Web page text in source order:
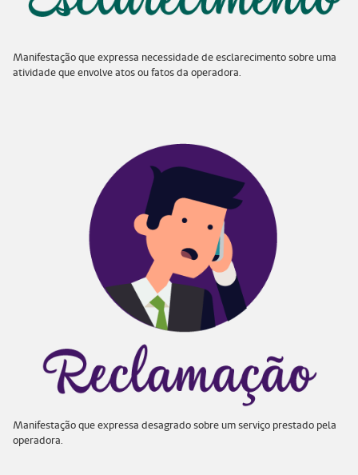
Manifestação que expressa necessidade de esclarecimento sobre uma
atividade que envolve atos ou fatos da operadora.
Manifestação que expressa desagrado sobre um serviço prestado pela
operadora.